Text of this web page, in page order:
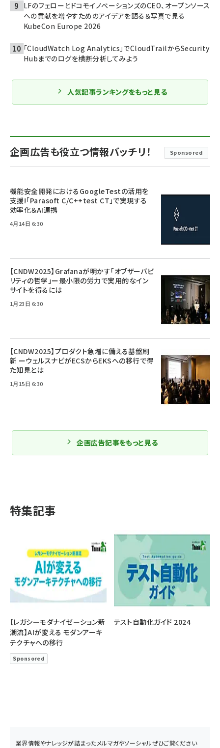
企画広告も役立つ情報バッチリ！ Sponsored
機能安全開発におけるGoogleTestの活用を
支援!「Parasoft C/C++test CT」で実現する
効率化＆AI連携
4月14日 6:30
【CNDW2025】Grafanaが明かす「オブザーバビ
リティの哲学」ー最小限の労力で実用的なイン
サイトを得るには
1月23日 6:30
【CNDW2025】プロダクト急増に備える基盤刷
新 ーウェルスナビがECSからEKSへの移行で得
た知見とは
1月15日 6:30
企画広告記事をもっと見る
LFのフェローとドコモイノベーションズのCEO、オープンソース
への貢献を増やすためのアイデアを語る＆写真で見る
KubeCon Europe 2026
「CloudWatch Log Analytics」でCloudTrailからSecurity
Hubまでのログを横断分析してみよう
人気記事ランキングをもっと見る
業界情報やナレッジが詰まったメルマガやソーシャルぜひご覧ください
特集記事
【レガシーモダナイゼーション新
潮流】AIが変える モダンアーキ
テクチャへの移行
Sponsored
テスト自動化ガイド 2024